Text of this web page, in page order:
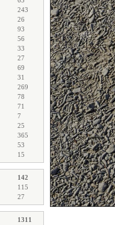
243
26
93
56
33
27
69
31
269
78
71
7
25
365
53
15
142
115
27
1311